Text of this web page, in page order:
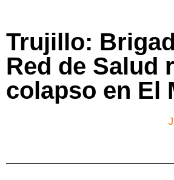
Trujillo:
Red de Salud
colapso en El